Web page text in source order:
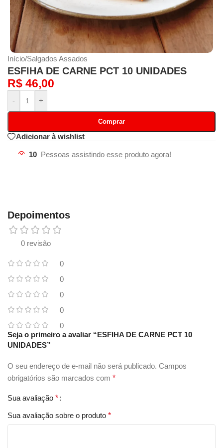
Início/Salgados Assados
ESFIHA DE CARNE PCT 10 UNIDADES
R$ 46,00
- +
Comprar
Adicionar à wishlist
10 Pessoas assistindo esse produto agora!
Depoimentos
0 revisão
0
0
0
0
0
Seja o primeiro a avaliar “ESFIHA DE CARNE PCT 10
UNIDADES”
O seu endereço de e-mail não será publicado. Campos
obrigatórios são marcados com *
Sua avaliação *
Sua avaliação sobre o produto *